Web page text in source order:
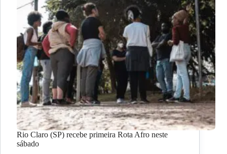
Rio Claro (SP) recebe primeira Rota Afro neste
sábado